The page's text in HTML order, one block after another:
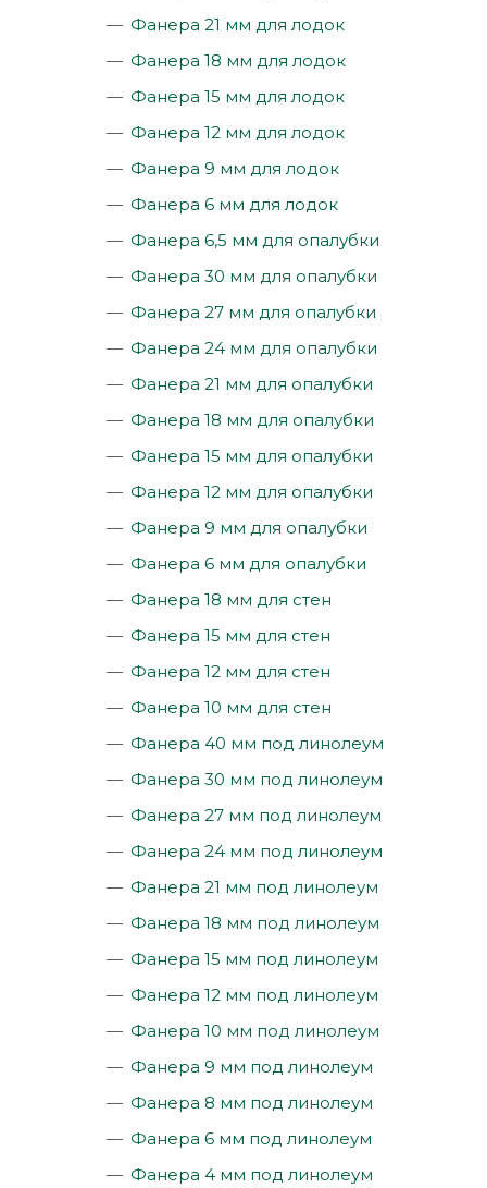
Фанера 21 мм для лодок
Фанера 18 мм для лодок
Фанера 15 мм для лодок
Фанера 12 мм для лодок
Фанера 9 мм для лодок
Фанера 6 мм для лодок
Фанера 6,5 мм для опалубки
Фанера 30 мм для опалубки
Фанера 27 мм для опалубки
Фанера 24 мм для опалубки
Фанера 21 мм для опалубки
Фанера 18 мм для опалубки
Фанера 15 мм для опалубки
Фанера 12 мм для опалубки
Фанера 9 мм для опалубки
Фанера 6 мм для опалубки
Фанера 18 мм для стен
Фанера 15 мм для стен
Фанера 12 мм для стен
Фанера 10 мм для стен
Фанера 40 мм под линолеум
Фанера 30 мм под линолеум
Фанера 27 мм под линолеум
Фанера 24 мм под линолеум
Фанера 21 мм под линолеум
Фанера 18 мм под линолеум
Фанера 15 мм под линолеум
Фанера 12 мм под линолеум
Фанера 10 мм под линолеум
Фанера 9 мм под линолеум
Фанера 8 мм под линолеум
Фанера 6 мм под линолеум
Фанера 4 мм под линолеум